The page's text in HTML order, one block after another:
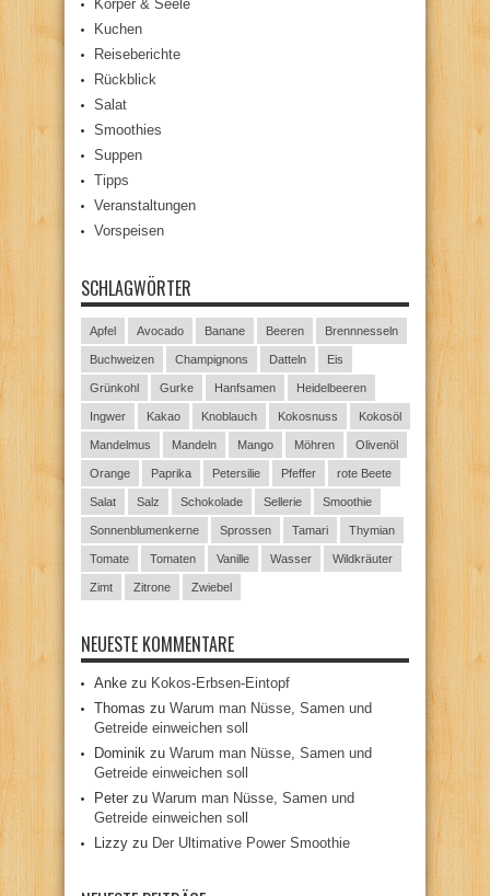
Körper & Seele
Kuchen
Reiseberichte
Rückblick
Salat
Smoothies
Suppen
Tipps
Veranstaltungen
Vorspeisen
SCHLAGWÖRTER
Apfel Avocado Banane Beeren Brennnesseln
Buchweizen Champignons Datteln Eis
Grünkohl Gurke Hanfsamen Heidelbeeren
Ingwer Kakao Knoblauch Kokosnuss Kokosöl
Mandelmus Mandeln Mango Möhren Olivenöl
Orange Paprika Petersilie Pfeffer rote Beete
Salat Salz Schokolade Sellerie Smoothie
Sonnenblumenkerne Sprossen Tamari Thymian
Tomate Tomaten Vanille Wasser Wildkräuter
Zimt Zitrone Zwiebel
NEUESTE KOMMENTARE
Anke zu Kokos-Erbsen-Eintopf
Thomas zu Warum man Nüsse, Samen und
Getreide einweichen soll
Dominik zu Warum man Nüsse, Samen und
Getreide einweichen soll
Peter zu Warum man Nüsse, Samen und
Getreide einweichen soll
Lizzy zu Der Ultimative Power Smoothie